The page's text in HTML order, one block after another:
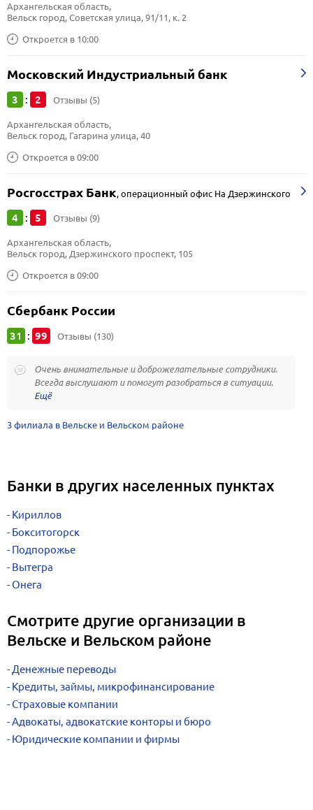
Откроется в 10:00
Архангельская область,
Вельск город, Советская улица, 91/11, к. 2
Московский Индустриальный банк
3 : 2 Отзывы (5)
Откроется в 09:00
Архангельская область,
Вельск город, Гагарина улица, 40
Росгосстрах Банк,операционный офис На Дзержинского
4 : 5 Отзывы (9)
Откроется в 09:00
Архангельская область,
Вельск город, Дзержинского проспект, 105
Сбербанк России
31 : 99 Отзывы (130)
Очень внимательные и доброжелательные сотрудники.
Всегда выслушают и помогут разобраться в ситуации.
3 филиала в Вельске и Вельском районе
Банки в других населенных пунктах
Кириллов
Бокситогорск
Подпорожье
Вытегра
Онега
Смотрите другие организации в
Вельске и Вельском районе
Денежные переводы
Кредиты, займы, микрофинансирование
Страховые компании
Адвокаты, адвокатские конторы и бюро
Юридические компании и фирмы